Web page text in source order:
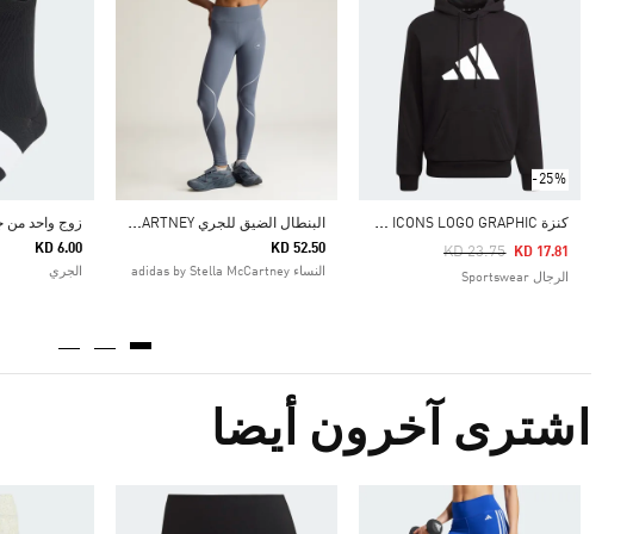
-25%
ك
نزة ADIDAS SPORTSWEAR FUTURE ICONS LOGO GRAPHIC
Price Reduced From
KD 23.75
To KD 17.81
الرجال Sportswear
ا
لبنطال الضيق للجري ADIDAS BY STELLA MCCARTNEY
KD 52.50
النساء adidas by Stella McCartney
KD 6.00
الجري
اشترى آخرون أيضا